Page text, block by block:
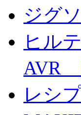
ジグ
ヒル
AVR
レシ